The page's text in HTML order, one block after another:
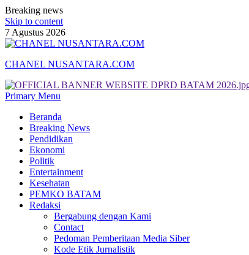
Breaking news
Skip to content
7 Agustus 2026
CHANEL NUSANTARA.COM
Primary Menu
Beranda
Breaking News
Pendidikan
Ekonomi
Politik
Entertainment
Kesehatan
PEMKO BATAM
Redaksi
Bergabung dengan Kami
Contact
Pedoman Pemberitaan Media Siber
Kode Etik Jurnalistik